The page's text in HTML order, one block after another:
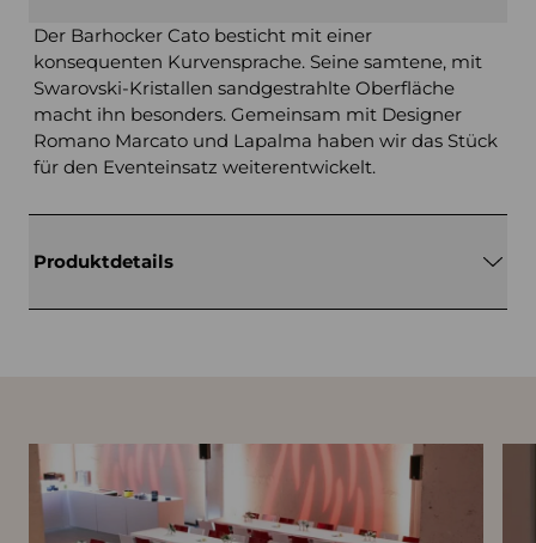
Der Barhocker Cato besticht mit einer
konsequenten Kurvensprache. Seine samtene, mit
Swarovski-Kristallen sandgestrahlte Oberfläche
macht ihn besonders. Gemeinsam mit Designer
Romano Marcato und Lapalma haben wir das Stück
für den Eventeinsatz weiterentwickelt.
Produktdetails